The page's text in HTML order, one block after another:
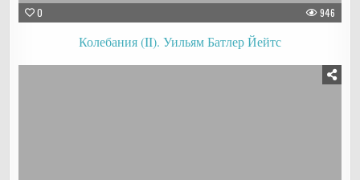
0 946
Колебания (II). Уильям Батлер Йейтс